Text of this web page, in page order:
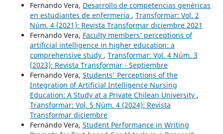
Fernando Vera, Desarrollo de competencias genéricas
en estudiantes de enfermería , Transformar: Vol. 2
Núm. 4 (2021): Revista Transformar diciembre 2021
Fernando Vera, Faculty members’ perceptions of
artificial intelligence in higher education: a
comprehensive study , Transformar: Vol. 4 Núm. 3
(2023): Revista Transformar - Septiembre
Fernando Vera, Students' Perceptions of the
Integration of Artificial Intelligence Nursing
Education: A Study at a Private Chilean University ,
Transformar: Vol. 5 Núm. 4 (2024): Revista
Transformar diciembre
Fernando Vera, Student Performance in Writing